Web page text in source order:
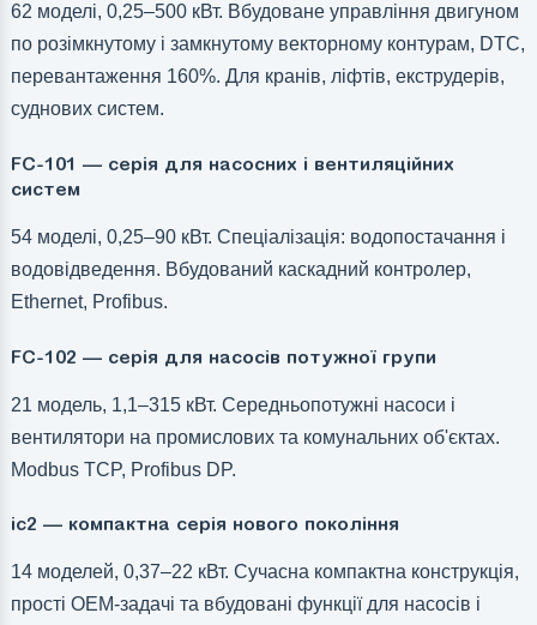
62 моделі, 0,25–500 кВт. Вбудоване управління двигуном
по розімкнутому і замкнутому векторному контурам, DTC,
перевантаження 160%. Для кранів, ліфтів, екструдерів,
суднових систем.
FC-101 — серія для насосних і вентиляційних
систем
54 моделі, 0,25–90 кВт. Спеціалізація: водопостачання і
водовідведення. Вбудований каскадний контролер,
Ethernet, Profibus.
FC-102 — серія для насосів потужної групи
21 модель, 1,1–315 кВт. Середньопотужні насоси і
вентилятори на промислових та комунальних об'єктах.
Modbus TCP, Profibus DP.
ic2 — компактна серія нового покоління
14 моделей, 0,37–22 кВт. Сучасна компактна конструкція,
прості OEM-задачі та вбудовані функції для насосів і